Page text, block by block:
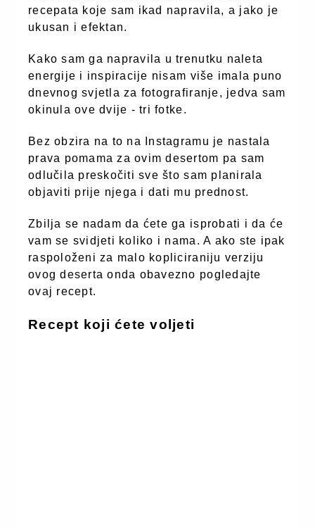
recepata koje sam ikad napravila, a jako je
ukusan i efektan.
Kako sam ga napravila u trenutku naleta
energije i inspiracije nisam više imala puno
dnevnog svjetla za fotografiranje, jedva sam
okinula ove dvije - tri fotke.
Bez obzira na to na Instagramu je nastala
prava pomama za ovim desertom pa sam
odlučila preskočiti sve što sam planirala
objaviti prije njega i dati mu prednost.
Zbilja se nadam da ćete ga isprobati i da će
vam se svidjeti koliko i nama. A ako ste ipak
raspoloženi za malo kopliciraniju verziju
ovog deserta onda obavezno pogledajte
ovaj recept.
Recept koji ćete voljeti